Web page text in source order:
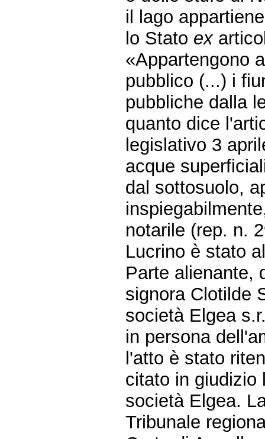
il lago
lo Stato ex
«Appartengono
pubblico (...) i
pubbliche dalla
quanto dice
legislativo 3
acque
dal sottosuolo,
notarile (rep. n.
Lucrino è stato
Parte alienante,
signora Clotilde
società Elgea
in persona
l'atto è stato
citato in giudizio
società Elgea.
Tribunale